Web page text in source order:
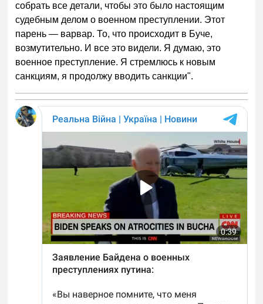
собрать все детали, чтобы это было настоящим
судебным делом о военном преступлении. Этот
парень — варвар. То, что происходит в Буче,
возмутительно. И все это видели. Я думаю, это
военное преступление. Я стремлюсь к новым
санкциям, я продолжу вводить санкции".